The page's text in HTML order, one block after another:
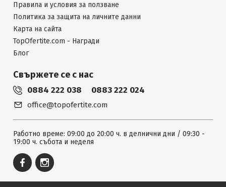
Правила и условия за ползване
Политика за защита на личните данни
Карта на сайта
TopOfertite.com - Награди
Блог
Свържете се с нас
0884 222 038 0883 222 024
office@topofertite.com
Работно време: 09:00 до 20:00 ч. в делнични дни / 09:30 -
19:00 ч. събота и неделя